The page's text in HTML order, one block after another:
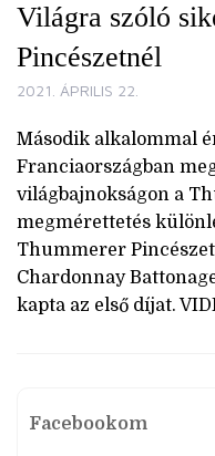
Világra szóló
Pincészetnél
2021. ÁPRILIS 22.
Második alkalommal
Franciaországban
világbajnokságon a
megmérettetés
Thummerer
Chardonnay
kapta az első díjat.
Facebookom